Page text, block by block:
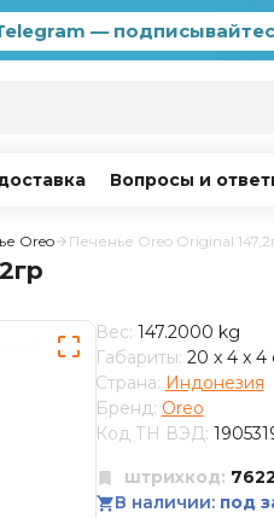
—
Вопросы и
Oreo Печенье Oreo Original
Вес: 147.2000 kg
Габариты: 20 x 4 x 4
Страна: Индонезия
Бренд: Oreo
Код ТН ВЭД:
штрихкод:
В наличии: под